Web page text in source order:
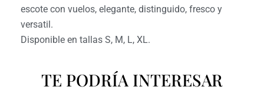
escote con vuelos, elegante, distinguido, fresco y
versatil.
Disponible en tallas S, M, L, XL.
TE PODRÍA INTERESAR